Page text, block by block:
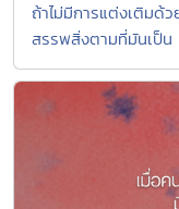
ถ้าไม่มีการแต่งเติมด้
สรรพสิ่งตามที่มันเป็น